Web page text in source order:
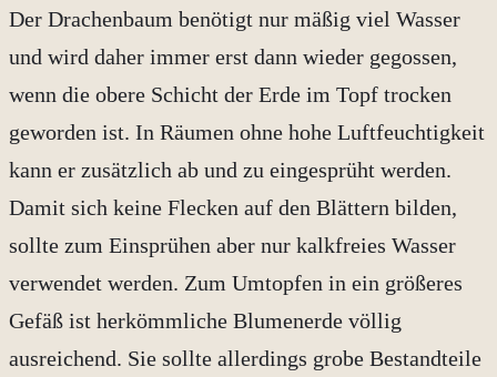
Der Drachenbaum benötigt nur mäßig viel Wasser
und wird daher immer erst dann wieder gegossen,
wenn die obere Schicht der Erde im Topf trocken
geworden ist. In Räumen ohne hohe Luftfeuchtigkeit
kann er zusätzlich ab und zu eingesprüht werden.
Damit sich keine Flecken auf den Blättern bilden,
sollte zum Einsprühen aber nur kalkfreies Wasser
verwendet werden. Zum Umtopfen in ein größeres
Gefäß ist herkömmliche Blumenerde völlig
ausreichend. Sie sollte allerdings grobe Bestandteile